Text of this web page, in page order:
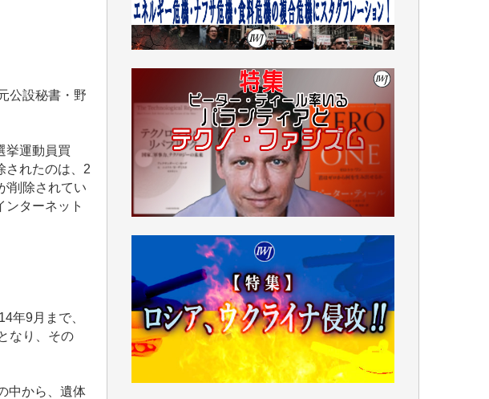
公設秘書・野
挙運動員買
されたのは、2
削除されてい
ンターネット
年9月まで、
なり、その
中から、遺体